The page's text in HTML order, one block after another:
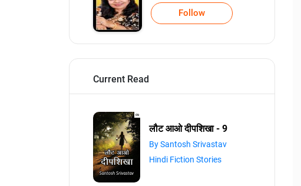
Follow
Current Read
लौट आओ दीपशिखा - 9
By Santosh Srivastav
Hindi Fiction Stories